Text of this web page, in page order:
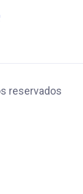
reservados